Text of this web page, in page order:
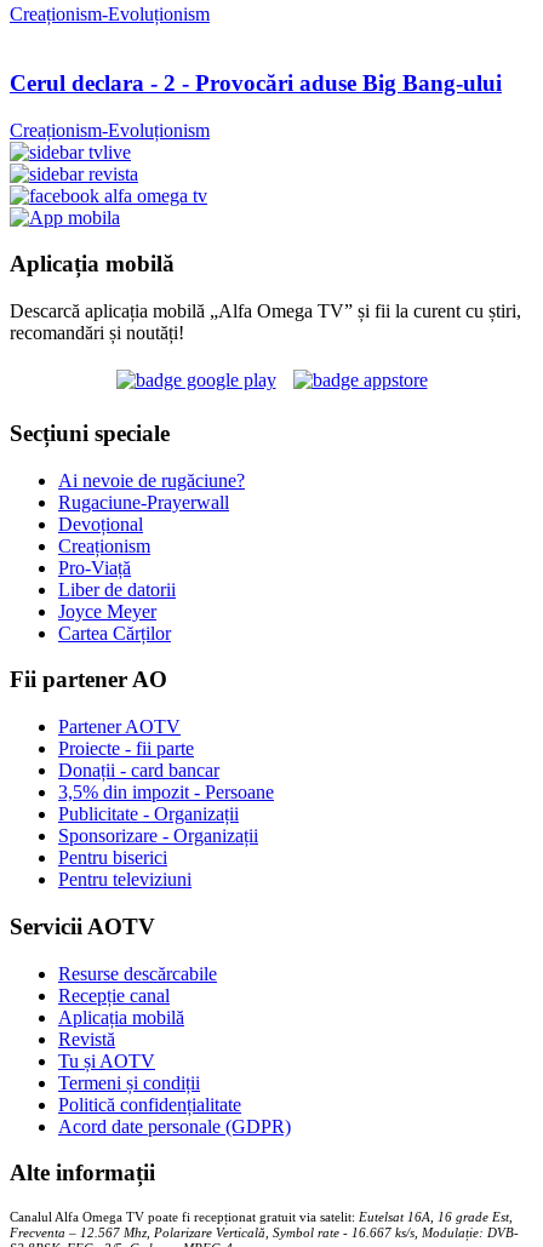
Creaționism-Evoluționism
Cerul declara - 2 - Provocări aduse Big Bang-ului
Creaționism-Evoluționism
Aplicația mobilă
Descarcă aplicația mobilă „Alfa Omega TV” și fii la curent cu știri,
recomandări și noutăți!
Secțiuni speciale
Ai nevoie de rugăciune?
Rugaciune-Prayerwall
Devoțional
Creaționism
Pro-Viață
Liber de datorii
Joyce Meyer
Cartea Cărților
Fii partener AO
Partener AOTV
Proiecte - fii parte
Donații - card bancar
3,5% din impozit - Persoane
Publicitate - Organizații
Sponsorizare - Organizații
Pentru biserici
Pentru televiziuni
Servicii AOTV
Resurse descărcabile
Recepție canal
Aplicația mobilă
Revistă
Tu și AOTV
Termeni și condiții
Politică confidențialitate
Acord date personale (GDPR)
Alte informații
Canalul Alfa Omega TV poate fi recepționat gratuit via satelit: Eutelsat 16A, 16 grade Est,
Frecventa – 12.567 Mhz, Polarizare Verticală, Symbol rate - 16.667 ks/s, Modulație: DVB-